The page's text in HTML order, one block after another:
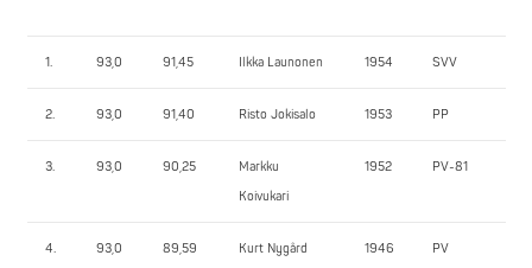
1. 93,0 91,45 Ilkka Launonen 1954 SVV
2. 93,0 91,40 Risto Jokisalo 1953 PP
3. 93,0 90,25
Markku
Koivukari
1952 PV-81
4. 93,0 89,59 Kurt Nygård 1946 PV